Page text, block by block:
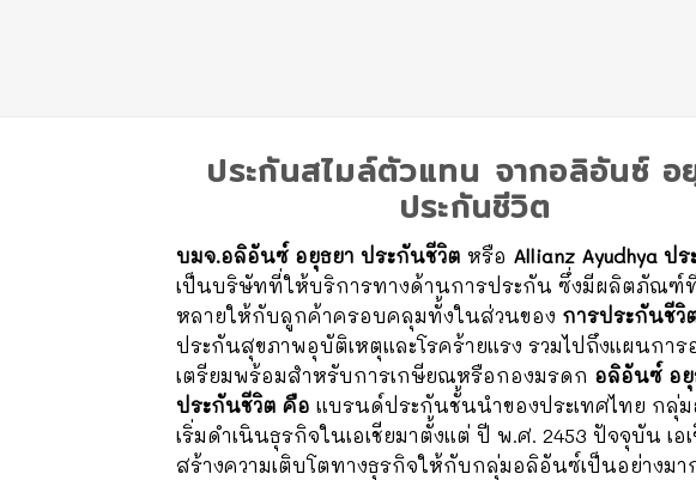
ประกันสไมล์ตัวแทน จากอลิอันซ์ อ
ประกันชีวิต
บมจ.อลิอันซ์ อยุธยา ประกันชีวิต หรือ Allianz Ayudhya ปร
เป็นบริษัทที่ให้บริการทางด้านการประกัน ซึ่งมีผลิตภัณฑ์
หลายให้กับลูกค้าครอบคลุมทั้งในส่วนของ การประกันชีวิ
ประกันสุขภาพอุบัติเหตุและโรคร้ายแรง รวมไปถึงแผนการ
เตรียมพร้อมสำหรับการเกษียณหรือกองมรดก อลิอันซ์ อยุ
ประกันชีวิต คือ แบรนด์ประกันชั้นนำของประเทศไทย กลุ่
เริ่มดำเนินธุรกิจในเอเชียมาตั้งแต่ ปี พ.ศ. 2453 ปัจจุบัน เอ
สร้างความเติบโตทางธุรกิจให้กับกลุ่มอลิอันซ์เป็นอย่างมา